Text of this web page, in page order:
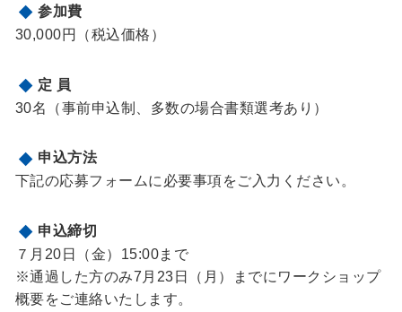
参加費
30,000円（税込価格）
定 員
30名（事前申込制、多数の場合書類選考あり）
申込方法
下記の応募フォームに必要事項をご入力ください。
申込締切
７月20日（金）15:00まで
※通過した方のみ7月23日（月）までにワークショップ
概要をご連絡いたします。